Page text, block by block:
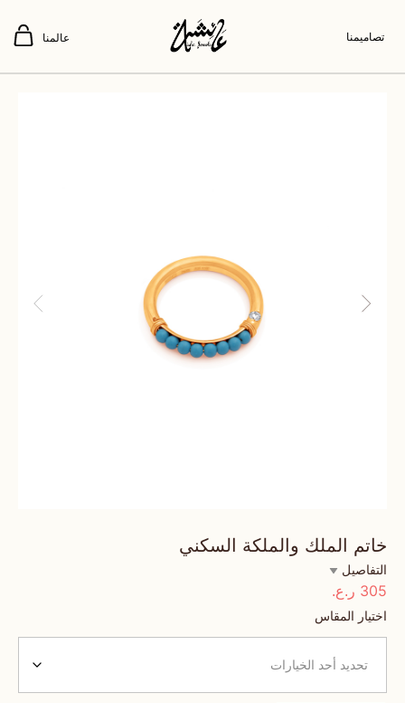
تصاميمنا عالمنا
خاتم الملك والملكة السكني
التفاصيل
305 ر.ع.
اختيار المقاس